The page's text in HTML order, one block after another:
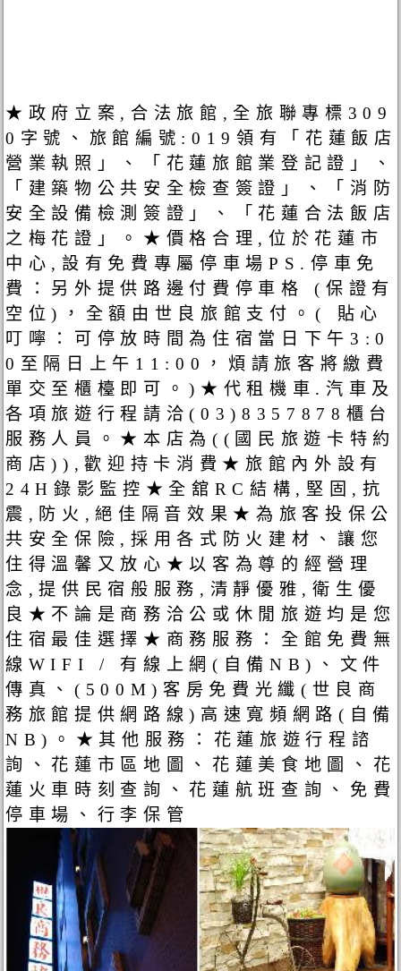
★政府立案,合法旅館,全旅聯專標309
0字號、旅館編號:019領有「花蓮飯店
營業執照」、「花蓮旅館業登記證」、
「建築物公共安全檢查簽證」、「消防
安全設備檢測簽證」、「花蓮合法飯店
之梅花證」。★價格合理,位於花蓮市
中心,設有免費專屬停車場PS.停車免
費：另外提供路邊付費停車格 (保證有
空位)，全額由世良旅館支付。( 貼心
叮嚀：可停放時間為住宿當日下午3:0
0至隔日上午11:00，煩請旅客將繳費
單交至櫃檯即可。)★代租機車.汽車及
各項旅遊行程請洽(03)8357878櫃台
服務人員。★本店為((國民旅遊卡特約
商店)),歡迎持卡消費★旅館內外設有
24H錄影監控★全舘RC結構,堅固,抗
震,防火,絕佳隔音效果★為旅客投保公
共安全保險,採用各式防火建材、讓您
住得溫馨又放心★以客為尊的經營理
念,提供民宿般服務,清靜優雅,衛生優
良★不論是商務洽公或休閒旅遊均是您
住宿最佳選擇★商務服務：全館免費無
線WIFI / 有線上網(自備NB)、文件
傳真、(500M)客房免費光纖(世良商
務旅館提供網路線)高速寬頻網路(自備
NB)。★其他服務：花蓮旅遊行程諮
詢、花蓮市區地圖、花蓮美食地圖、花
蓮火車時刻查詢、花蓮航班查詢、免費
停車場、行李保管